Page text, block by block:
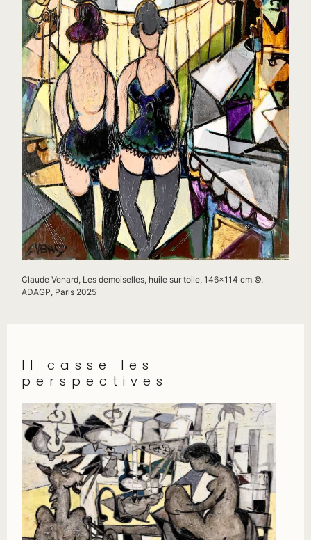
Claude Venard, Les demoiselles, huile sur toile, 146×114 cm ©.
ADAGP, Paris 2025
Il casse les
perspectives